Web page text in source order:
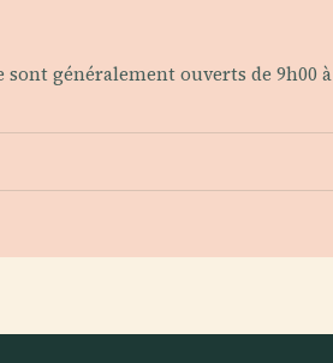
généralement ouverts de 9h00 à